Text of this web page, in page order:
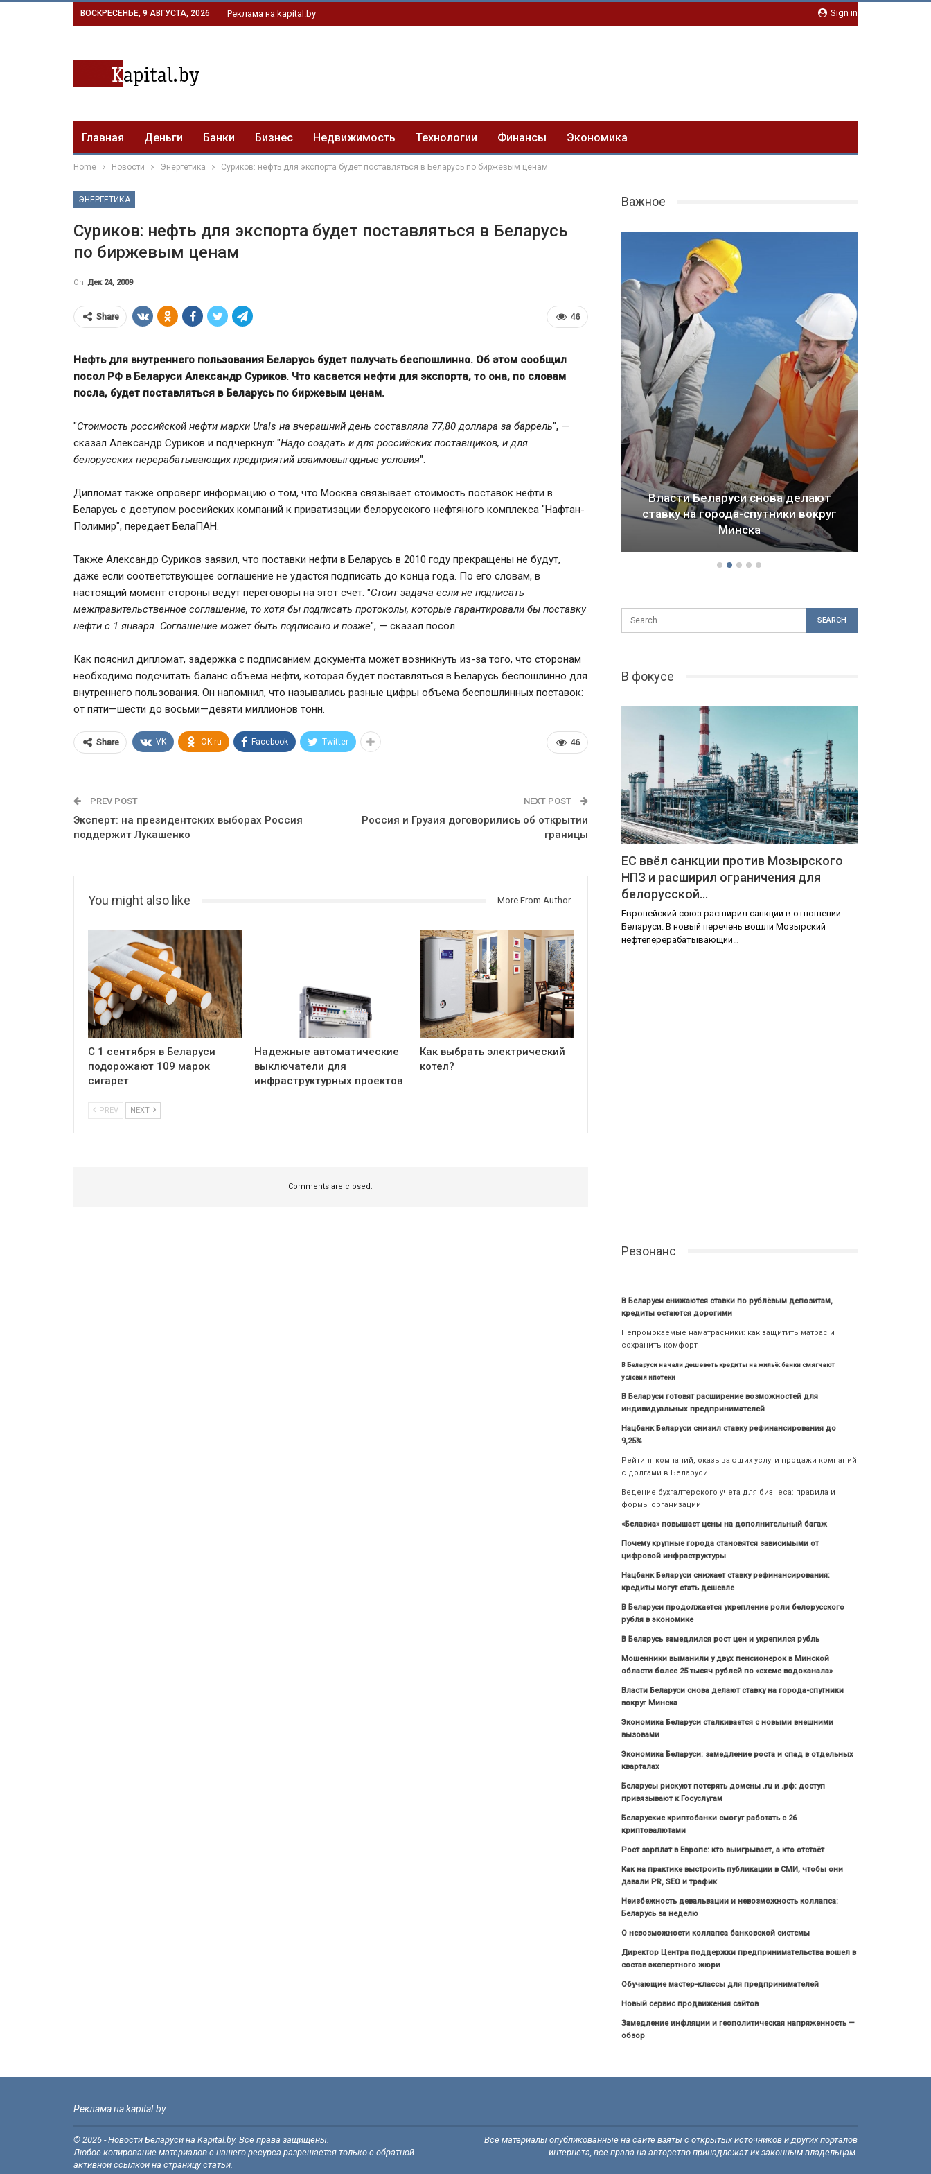
Sign in
ВОСКРЕСЕНЬЕ, 9 АВГУСТА, 2026 Реклама на kapital.by
Главная Деньги Банки Бизнес Недвижимость Технологии Финансы Экономика
Home Новости Энергетика Суриков: нефть для экспорта будет поставляться в Беларусь по биржевым ценам
ЭНЕРГЕТИКА
Суриков: нефть для экспорта будет поставляться в Беларусь
по биржевым ценам
On Дек 24, 2009
46
Share
Нефть для внутреннего пользования Беларусь будет получать беспошлинно. Об этом сообщил
посол РФ в Беларуси Александр Суриков. Что касается нефти для экспорта, то она, по словам
посла, будет поставляться в Беларусь по биржевым ценам.
"Стоимость российской нефти марки Urals на вчерашний день составляла 77,80 доллара за баррель", —
сказал Александр Суриков и подчеркнул: "Надо создать и для российских поставщиков, и для
белорусских перерабатывающих предприятий взаимовыгодные условия".
Дипломат также опроверг информацию о том, что Москва связывает стоимость поставок нефти в
Беларусь с доступом российских компаний к приватизации белорусского нефтяного комплекса "Нафтан-
Полимир", передает БелаПАН.
Также Александр Суриков заявил, что поставки нефти в Беларусь в 2010 году прекращены не будут,
даже если соответствующее соглашение не удастся подписать до конца года. По его словам, в
настоящий момент стороны ведут переговоры на этот счет. "Стоит задача если не подписать
межправительственное соглашение, то хотя бы подписать протоколы, которые гарантировали бы поставку
нефти с 1 января. Соглашение может быть подписано и позже", — сказал посол.
Как пояснил дипломат, задержка с подписанием документа может возникнуть из-за того, что сторонам
необходимо подсчитать баланс объема нефти, которая будет поставляться в Беларусь беспошлинно для
внутреннего пользования. Он напомнил, что назывались разные цифры объема беспошлинных поставок:
от пяти—шести до восьми—девяти миллионов тонн.
46
Share VK OK.ru Facebook Twitter
PREV POST
Эксперт: на президентских выборах Россия
поддержит Лукашенко
NEXT POST
Россия и Грузия договорились об открытии
границы
You might also like More From Author
С 1 сентября в Беларуси
подорожают 109 марок
сигарет
Надежные автоматические
выключатели для
инфраструктурных проектов
Как выбрать электрический
котел?
PREV NEXT
Comments are closed.
Важное
80% вкладчиков ВТБ Банка старше
50 лет
ЕС ввёл санкции против
Мозырского НПЗ и расширил
Власти Беларуси снова делают
ставку на города-спутники вокруг
Минска
В фокусе
ЕС ввёл санкции против Мозырского
НПЗ и расширил ограничения для
белорусской…
Европейский союз расширил санкции в отношении
Беларуси. В новый перечень вошли Мозырский
нефтеперерабатывающий…
Резонанс
В Беларуси снижаются ставки по рублёвым депозитам,
кредиты остаются дорогими
Непромокаемые наматрасники: как защитить матрас и
сохранить комфорт
В Беларуси начали дешеветь кредиты на жильё: банки смягчают
условия ипотеки
В Беларуси готовят расширение возможностей для
индивидуальных предпринимателей
Нацбанк Беларуси снизил ставку рефинансирования до
9,25%
Рейтинг компаний, оказывающих услуги продажи компаний
с долгами в Беларуси
Ведение бухгалтерского учета для бизнеса: правила и
формы организации
«Белавиа» повышает цены на дополнительный багаж
Почему крупные города становятся зависимыми от
цифровой инфраструктуры
Нацбанк Беларуси снижает ставку рефинансирования:
кредиты могут стать дешевле
В Беларуси продолжается укрепление роли белорусского
рубля в экономике
В Беларусь замедлился рост цен и укрепился рубль
Мошенники выманили у двух пенсионерок в Минской
области более 25 тысяч рублей по «схеме водоканала»
Власти Беларуси снова делают ставку на города-спутники
вокруг Минска
Экономика Беларуси сталкивается с новыми внешними
вызовами
Экономика Беларуси: замедление роста и спад в отдельных
кварталах
Беларусы рискуют потерять домены .ru и .рф: доступ
привязывают к Госуслугам
Беларуские криптобанки смогут работать с 26
криптовалютами
Рост зарплат в Европе: кто выигрывает, а кто отстаёт
Как на практике выстроить публикации в СМИ, чтобы они
давали PR, SEO и трафик
Неизбежность девальвации и невозможность коллапса:
Беларусь за неделю
О невозможности коллапса банковской системы
Директор Центра поддержки предпринимательства вошел в
состав экспертного жюри
Обучающие мастер-классы для предпринимателей
Новый сервис продвижения сайтов
Замедление инфляции и геополитическая напряженность —
обзор
Реклама на kapital.by
© 2026 - Новости Беларуси на Kapital.by. Все права защищены.
Любое копирование материалов с нашего ресурса разрешается только с обратной
активной ссылкой на страницу статьи.
Все материалы опубликованные на сайте взяты с открытых источников и других порталов
интернета, все права на авторство принадлежат их законным владельцам.